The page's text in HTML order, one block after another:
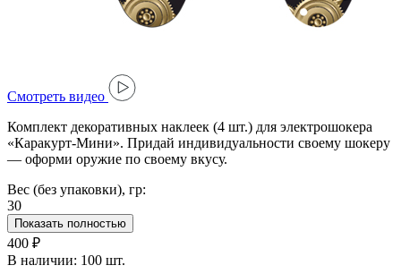
Cмотреть видео
Комплект декоративных наклеек (4 шт.) для электрошокера
«Каракурт-Мини». Придай индивидуальности своему шокеру
— оформи оружие по своему вкусу.
Вес (без упаковки), гр:
30
Показать полностью
400 ₽
В наличии: 100 шт.